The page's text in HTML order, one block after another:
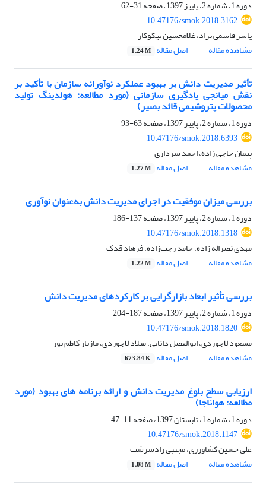
دوره 1، شماره 2، پاییز 1397، صفحه
31-62
10.47176/smok.2018.3162
یاسر قاسمی نژاد، غلامحسین نیکوکار
مشاهده مقاله
اصل مقاله 1.24 M
تأثیر مدیریت دانش بر بهبود عملکرد نوآورانه سازمان با تأکید بر
نقش میانجی یادگیری سازمانی (مورد مطالعه: هولدینگ تولید
محصولات پتروشیمی قائد بصیر)
دوره 1، شماره 2، پاییز 1397، صفحه
63-93
10.47176/smok.2018.6393
پیمان حاجی زاده، احمد سرداری
مشاهده مقاله
اصل مقاله 1.27 M
بررسی میزان موفقیت در اجرای مدیریت دانش به‌عنوان نوآوری
دوره 1، شماره 2، پاییز 1397، صفحه
137-186
10.47176/smok.2018.1318
مهدی نصراله زاده، حامد رجب‌زاده، فرهاد قدک
مشاهده مقاله
اصل مقاله 1.22 M
بررسی تأثیر ابعاد بازارگرایی بر کارکردهای مدیریت دانش
دوره 1، شماره 2، پاییز 1397، صفحه
187-204
10.47176/smok.2018.1820
مسعود لاجوردی، ابوالفضل دانایی، میلاد لاجوردی، مازیار کاظم پور
مشاهده مقاله
اصل مقاله 673.84 K
ارزیابی سطح بلوغ مدیریت دانش و ارائه برنامه های بهبود (مورد
مطالعه: هواناجا)
دوره 1، شماره 1، تابستان 1397، صفحه
11-47
10.47176/smok.2018.1147
علی حسین کشاورزی، مجتبی رادسرشت
مشاهده مقاله
اصل مقاله 1.08 M